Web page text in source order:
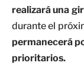
realizará una
durante el
permanecerá
prioritarios.